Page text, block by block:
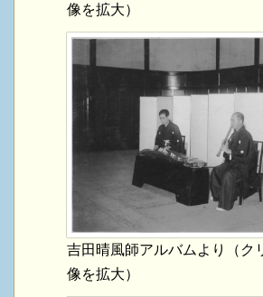
像を拡大）
吉田晴風師アルバムより（ク
像を拡大）